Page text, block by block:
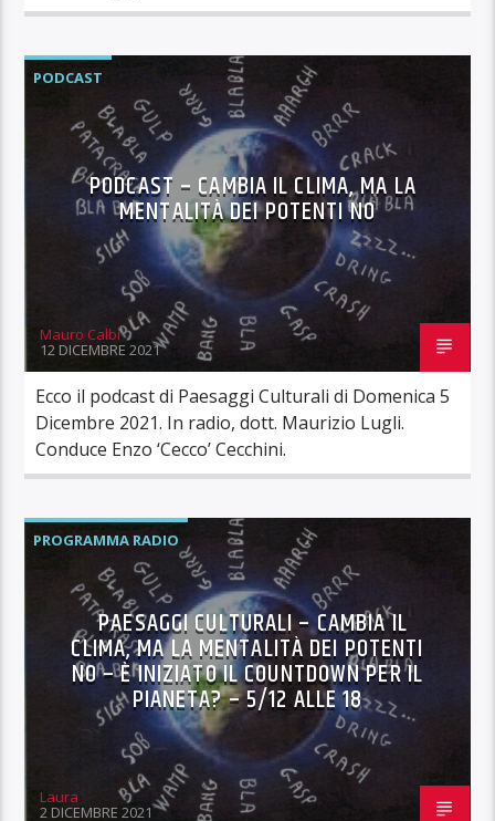
PODCAST
PODCAST – CAMBIA IL CLIMA, MA LA
MENTALITÀ DEI POTENTI NO
Mauro Calbi
12 DICEMBRE 2021
Ecco il podcast di Paesaggi Culturali di Domenica 5
Dicembre 2021. In radio, dott. Maurizio Lugli.
Conduce Enzo ‘Cecco’ Cecchini.
PROGRAMMA RADIO
PAESAGGI CULTURALI – CAMBIA IL
CLIMA, MA LA MENTALITÀ DEI POTENTI
NO – È INIZIATO IL COUNTDOWN PER IL
PIANETA? – 5/12 ALLE 18
Laura
2 DICEMBRE 2021